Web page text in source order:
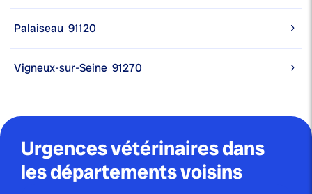
Palaiseau 91120
Vigneux-sur-Seine 91270
Urgences vétérinaires dans
les départements voisins